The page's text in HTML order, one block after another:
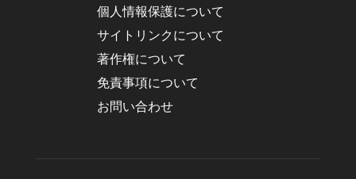
個人情報保護について
サイトリンクについて
著作権について
免責事項について
お問い合わせ